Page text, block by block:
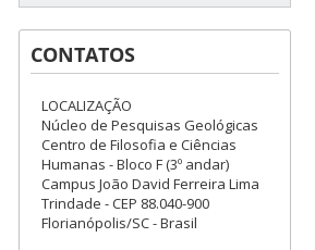
Secretaria do Programa de
Pós-Graduação em Geologia
– UFSC - Centro de Filosofia e
Ciências Humanas - Bloco F –
3º piso - Campus Reitor João
David Ferreira Lima - Trindade
– Florianópolis, SC
CONTATOS
LOCALIZAÇÃO
Núcleo de Pesquisas Geológicas
Centro de Filosofia e Ciências
Humanas - Bloco F (3º andar)
Campus João David Ferreira Lima
Trindade - CEP 88.040-900
Florianópolis/SC - Brasil